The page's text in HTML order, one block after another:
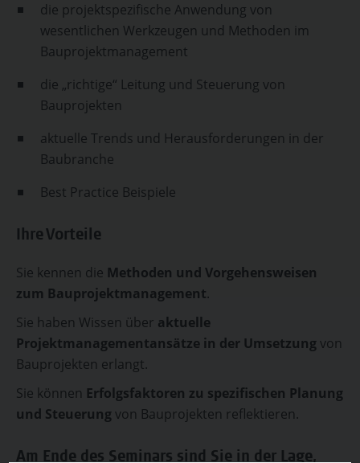
die projektspezifische Anwendung von
wesentlichen Werkzeugen und Methoden im
Bauprojektmanagement
die „richtige“ Leitung und Steuerung von
Bauprojekten
aktuelle Trends und Herausforderungen in der
Baubranche
Best Practice Beispiele
Ihre Vorteile
Sie kennen die Methoden und Vorgehensweisen
zum Bauprojektmanagement.
Sie haben Wissen über aktuelle
Projektmanagementansätze in der Umsetzungvon
Bauprojekten erlangt.
Sie können Erfolgsfaktoren zu spezifischen Planung
und Steuerungvon Bauprojekten reflektieren.
Am Ende des Seminars sind Sie in der Lage,